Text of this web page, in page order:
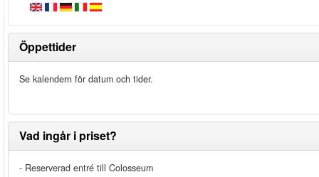
Öppettider
Se kalendern för datum och tider.
Vad ingår i priset?
- Reserverad entré till Colosseum